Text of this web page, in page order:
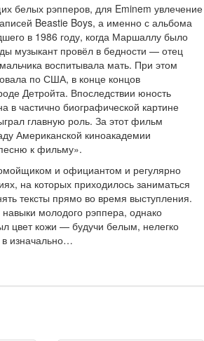
белых рэпперов, для Eminem увлечение
Beastie Boys, а именно с альбома
в 1986 году, когда Маршаллу было
музыкант провёл в бедности — отец
воспитывала мать. При этом
по США, в конце концов
Детройта. Впоследствии юность
в частично биографической картине
главную роль. За этот фильм
Американской киноакадемии
к фильму».
и официантом и регулярно
на которых приходилось заниматься
тексты прямо во время выступления.
молодого рэппера, однако
цвет кожи — будучи белым, нелегко
изначально…